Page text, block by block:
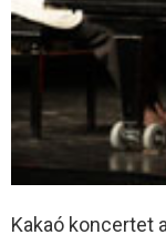
Kakaó koncertet